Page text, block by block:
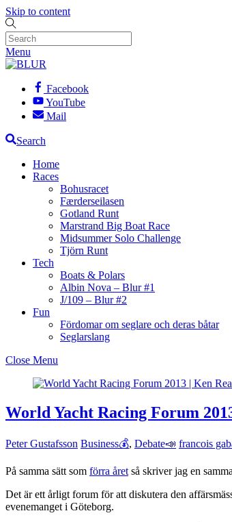
Skip to content
Menu
Facebook
YouTube
Mail
Search
Home
Races
Bohusracet
Færderseilasen
Gotland Runt
Marstrand Big Boat Race
Midsummer Solo Challenge
Tjörn Runt
Tech
Boats & Polars
Albin Nova – Blur #1
J/109 – Blur #2
Fun
Fördomar om seglare och deras båtar
Seglarslang
Close Menu
World Yacht Racing Forum
Peter Gustafsson Business💰, Debate📣 francois
På samma sätt som förra året så skriver jag en
Det är ett årligt forum för att diskutera den
evenemanget i Göteborg.